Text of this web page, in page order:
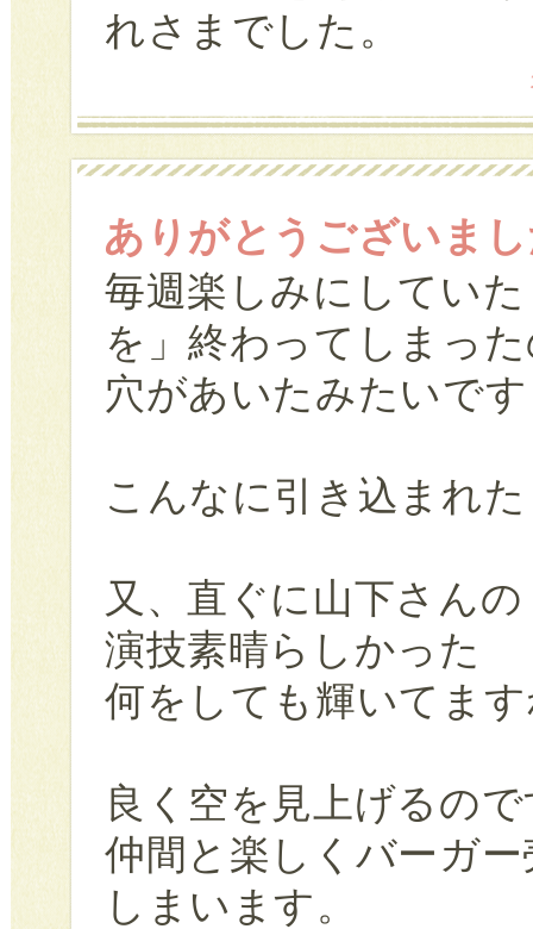
れさまでした。
ありがとうございま
毎週楽しみにしてい
を」終わってしまっ
穴があいたみたいで
こんなに引き込まれ
又、直ぐに山下さん
演技素晴らしかった
何をしても輝いてま
良く空を見上げるの
仲間と楽しくバーガ
しまいます。